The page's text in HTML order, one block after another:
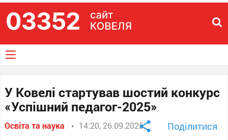
У Ковелі стартував шостий конкурс
«Успішний педагог-2025»
Освіта та наука 14:20, 26.09.2025 Поділитися